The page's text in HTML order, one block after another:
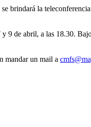
brindará la
9 de abril, a las 18.30.
mandar un mail a